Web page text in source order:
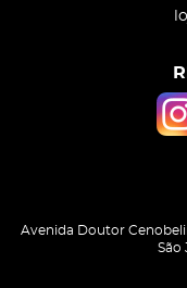
Avenida Doutor
São